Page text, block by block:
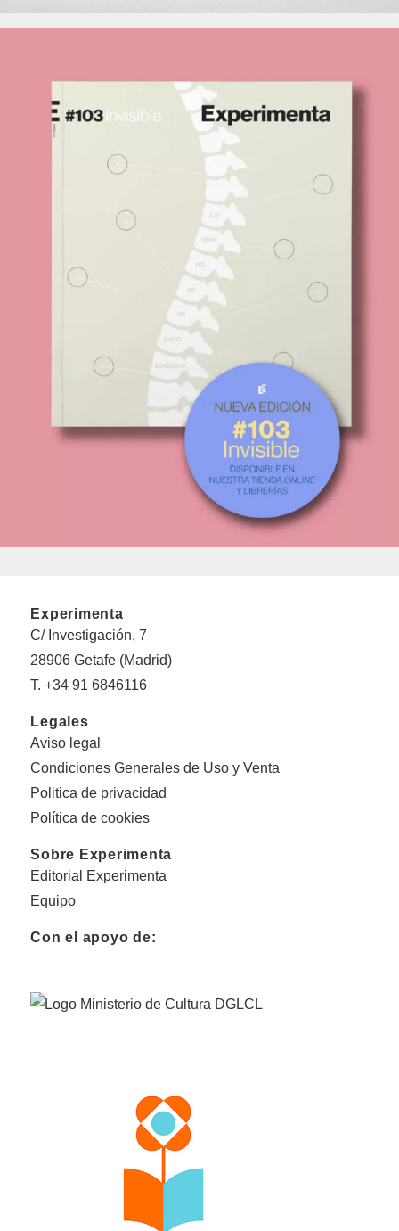
Experimenta
C/ Investigación, 7
28906 Getafe (Madrid)
T. +34 91 6846116
Legales
Aviso legal
Condiciones Generales de Uso y Venta
Politica de privacidad
Política de cookies
Sobre Experimenta
Editorial Experimenta
Equipo
Con el apoyo de: